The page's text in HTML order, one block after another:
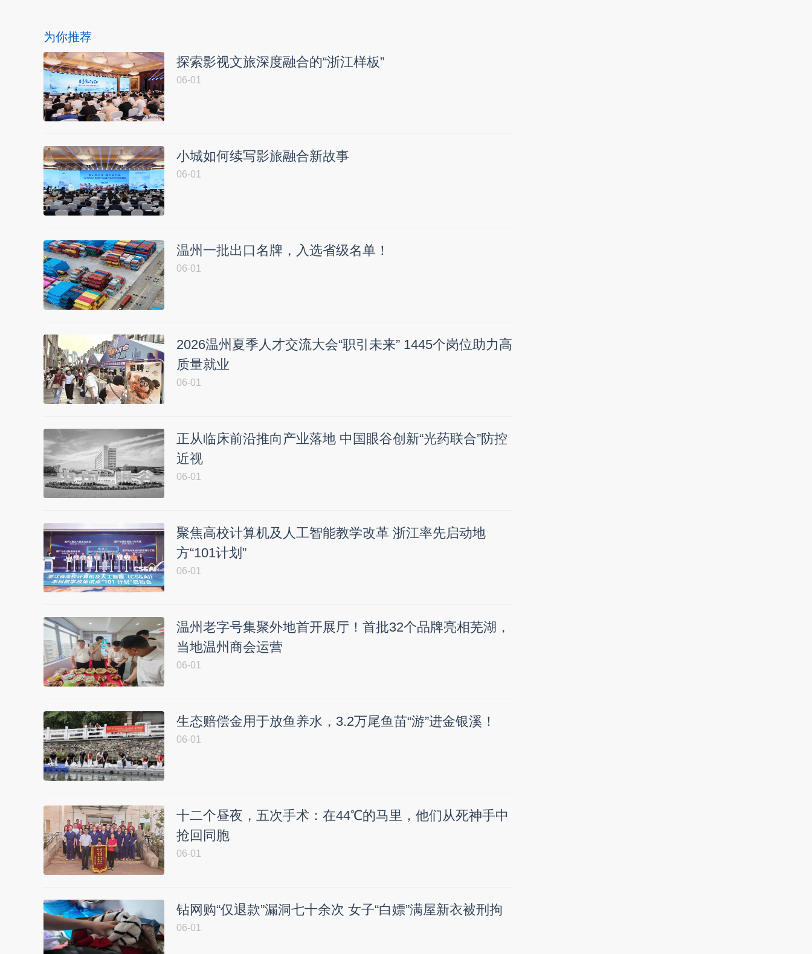
为你推荐
探索影视文旅深度融合的“浙江样板”
06-01
小城如何续写影旅融合新故事
06-01
温州一批出口名牌，入选省级名单！
06-01
2026温州夏季人才交流大会“职引未来” 1445个岗位助力高
质量就业
06-01
正从临床前沿推向产业落地 中国眼谷创新“光药联合”防控
近视
06-01
聚焦高校计算机及人工智能教学改革 浙江率先启动地
方“101计划”
06-01
温州老字号集聚外地首开展厅！首批32个品牌亮相芜湖，
当地温州商会运营
06-01
生态赔偿金用于放鱼养水，3.2万尾鱼苗“游”进金银溪！
06-01
十二个昼夜，五次手术：在44℃的马里，他们从死神手中
抢回同胞
06-01
钻网购“仅退款”漏洞七十余次 女子“白嫖”满屋新衣被刑拘
06-01